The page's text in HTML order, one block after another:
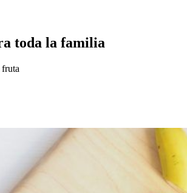
toda la familia